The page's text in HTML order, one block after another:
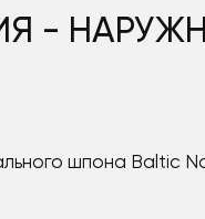
-
шпона Baltic